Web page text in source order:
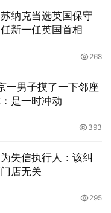
纳克当选英国保守
新一任英国首相
268
一男子摸了一下邻座
是一时冲动
393
失信执行人：该纠
店无关
295